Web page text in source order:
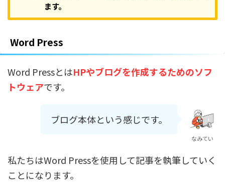
ます。
Word Press
Word PressとはHPやブログを作成するためのソフ
トウェアです。
ブログ本体という感じです。
なみてい
私たちはWord Pressを使用して記事を執筆していく
ことになります。